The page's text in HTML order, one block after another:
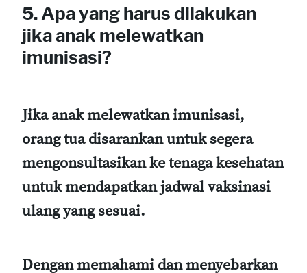
5. Apa yang harus dilakukan
jika anak melewatkan
imunisasi?
Jika anak melewatkan imunisasi,
orang tua disarankan untuk segera
mengonsultasikan ke tenaga kesehatan
untuk mendapatkan jadwal vaksinasi
ulang yang sesuai.
Dengan memahami dan menyebarkan